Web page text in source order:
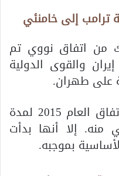
ترامب إلى خامنئي
من اتفاق نووي تم
عام 2015 بين إيران والقوى الدولية
على طهران.
وبينما امتثلت طهران إلى اتفاق العام 2015 لمدة
منه. إلا أنها بدأت
بموجبه.